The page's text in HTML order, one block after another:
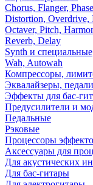
Chorus, Flanger,
Distortion, Overdrive,
Octaver, Pitch,
Reverb, Delay
Synth и специальные
Wah, Autowah
Компрессоры,
Эквалайзеры,
Эффекты для бас-
Предусилители и
Педальные
Рэковые
Процессоры
Аксессуары для
Для акустических
Для бас-гитары